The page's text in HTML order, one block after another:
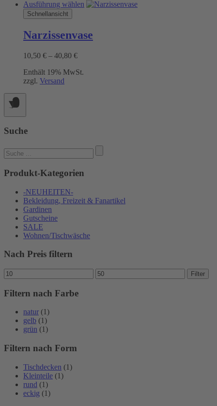
Ausführung wählen Dieses
Varianten
Schnellansicht
Narzissenvase
10,50 € – 40,80 €Preisspanne:
bis
Enthält 19% MwSt.
zzgl. Versand
Suche
Suchen
nach:
Produkt-Kategorien
-NEUHEITEN-
Bekleidung, Freizeit & Fanartikel
Gardinen
Gutscheine
SALE
Wohnen/Tischwäsche
Nach Preis filtern
Min.
Preis
Max.
Preis
Filter
Filtern nach Farbe
natur (1)
gelb (1)
grün (1)
Filtern nach Form
Tischdecken (1)
Kleinteile (1)
rund (1)
eckig (1)